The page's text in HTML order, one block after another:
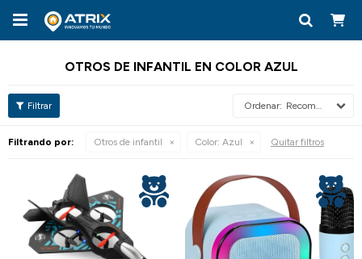

OTROS DE INFANTIL EN COLOR AZUL
Recomendados
Filtrando por: Otros de infantil Color: Azul Quitar filtros